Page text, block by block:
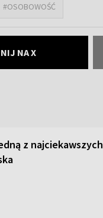
#OSOBOWOŚĆ
NA X
z najciekawszych